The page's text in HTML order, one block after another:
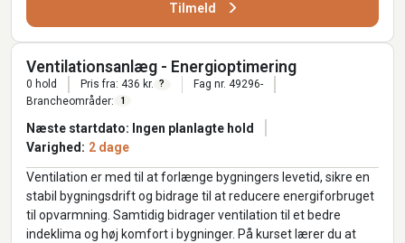
Tilmeld
Ventilationsanlæg - Energioptimering
0 hold Pris fra: 436 kr. ?
Fag nr. 49296-
Brancheområder:
1
Næste startdato: Ingen planlagte hold
Varighed: 2 dage
Ventilation er med til at forlænge bygningers levetid, sikre en
stabil bygningsdrift og bidrage til at reducere energiforbruget
til opvarmning. Samtidig bidrager ventilation til et bedre
indeklima og høj komfort i bygninger. På kurset lærer du at